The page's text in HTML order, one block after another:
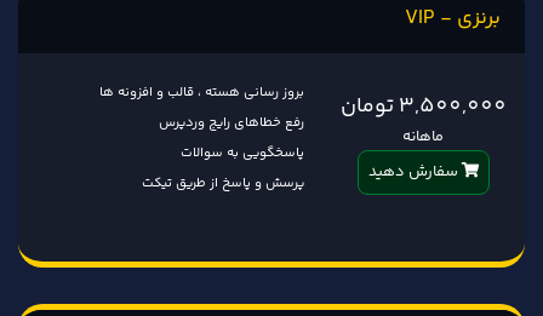
برنزی - VIP
بروز رسانی هسته ، قالب و افزونه ها
رفع خطاهای رایج وردپرس
پاسخگویی به سوالات
پرسش و پاسخ از طریق تیکت
3,500,000 تومان
ماهانه
سفارش دهید